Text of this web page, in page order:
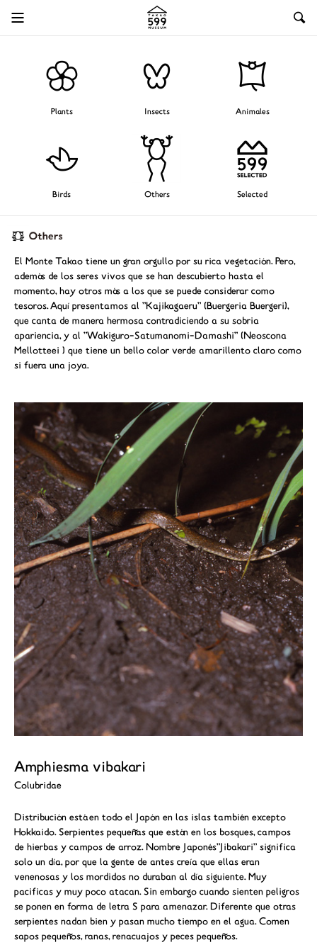
Plants Insects Animales
Birds Others Selected
El Monte Takao tiene un gran orgullo por su rica vegetación. Pero,
además de los seres vivos que se han descubierto hasta el
momento, hay otros más a los que se puede considerar como
tesoros. Aquí presentamos al "Kajikagaeru" (Buergeria Buergeri),
que canta de manera hermosa contradiciendo a su sobria
apariencia, y al "Wakiguro-Satumanomi-Damashi" (Neoscona
Mellotteei ) que tiene un bello color verde amarillento claro como
si fuera una joya.
Amphiesma vibakari
Colubridae
Distribución está en todo el Japón en las islas también excepto
Hokkaido. Serpientes pequeñas que están en los bosques, campos
de hierbas y campos de arroz. Nombre Japonés"Jibakari" significa
solo un día, por que la gente de antes creía que ellas eran
venenosas y los mordidos no duraban al día siguiente. Muy
pacificas y muy poco atacan. Sin embargo cuando sienten peligros
se ponen en forma de letra S para amenazar. Diferente que otras
serpientes nadan bien y pasan mucho tiempo en el agua. Comen
sapos pequeños, ranas, renacuajos y peces pequeños.